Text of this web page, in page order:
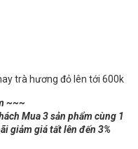
trà hương đỏ lên tới 600k
~~~
Mua 3 sản phẩm cùng 1
giảm giá tất lên đến 3%